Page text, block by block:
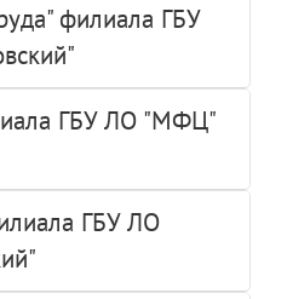
филиала ГБУ
ГБУ ЛО "МФЦ"
ГБУ ЛО